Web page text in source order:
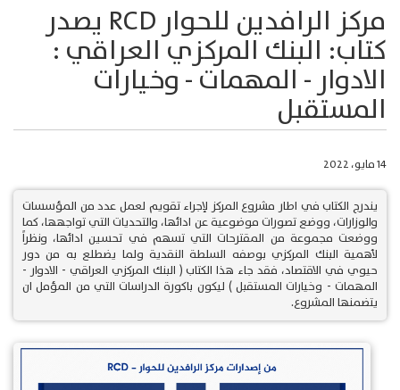
مركز الرافدين للحوار RCD يصدر
كتاب: البنك المركزي العراقي :
الادوار - المهمات - وخيارات
المستقبل
14 مايو، 2022
يندرج الكتاب في اطار مشروع المركز لإجراء تقويم لعمل عدد من المؤسسات
والوزارات، ووضع تصورات موضوعية عن ادائها، والتحديات التي تواجهها، كما
ووضعت مجموعة من المقترحات التي تسهم في تحسين ادائها، ونظراً
لأهمية البنك المركزي بوصفه السلطة النقدية ولما يضطلع به من دور
حيوي في الاقتصاد، فقد جاء هذا الكتاب ( البنك المركزي العراقي - الادوار -
المهمات - وخيارات المستقبل ) ليكون باكورة الدراسات التي من المؤمل ان
يتضمنها المشروع.